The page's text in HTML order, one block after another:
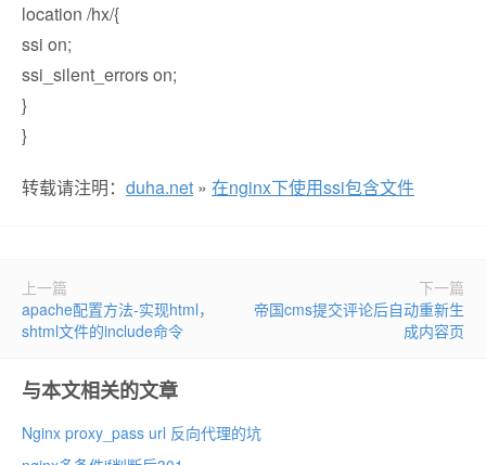
location /hx/{
ssi on;
ssi_silent_errors on;
}
}
转载请注明： duha.net » 在nginx下使用ssi包含文件
上一篇
apache配置方法-实现html，
shtml文件的include命令
下一篇
帝国cms提交评论后自动重新生
成内容页
与本文相关的文章
Nginx proxy_pass url 反向代理的坑